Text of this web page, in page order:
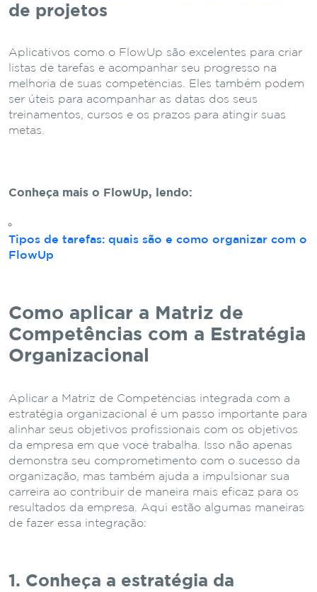
de projetos
Aplicativos como o FlowUp são excelentes para criar
listas de tarefas e acompanhar seu progresso na
melhoria de suas competências. Eles também podem
ser úteis para acompanhar as datas dos seus
treinamentos, cursos e os prazos para atingir suas
metas.
Conheça mais o FlowUp, lendo:
Tipos de tarefas: quais são e como organizar com o
FlowUp
Como aplicar a Matriz de
Competências com a Estratégia
Organizacional
Aplicar a Matriz de Competências integrada com a
estratégia organizacional é um passo importante para
alinhar seus objetivos profissionais com os objetivos
da empresa em que você trabalha. Isso não apenas
demonstra seu comprometimento com o sucesso da
organização, mas também ajuda a impulsionar sua
carreira ao contribuir de maneira mais eficaz para os
resultados da empresa. Aqui estão algumas maneiras
de fazer essa integração:
1. Conheça a estratégia da